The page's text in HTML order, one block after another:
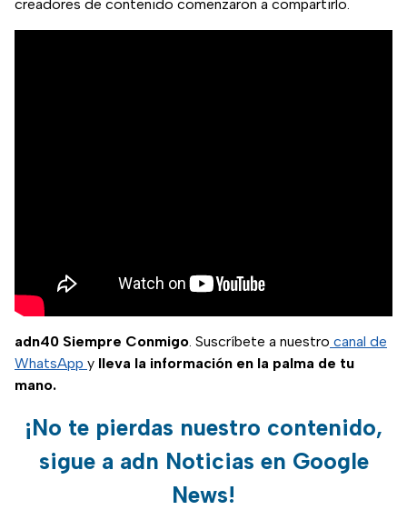
creadores de contenido comenzaron a compartirlo.
adn40 Siempre Conmigo. Suscríbete a nuestro canal de
WhatsApp y lleva la información en la palma de tu
mano.
¡No te pierdas nuestro contenido,
sigue a adn Noticias en Google
News!